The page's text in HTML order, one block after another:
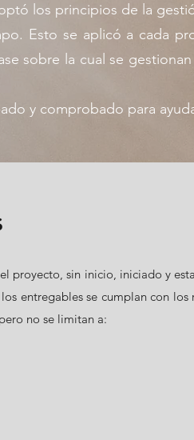
los principios de la
Esto se aplicó a cada
sobre la cual se
y comprobado para
proyecto, sin inicio, iniciado y
entregables se cumplan con
no se limitan a: